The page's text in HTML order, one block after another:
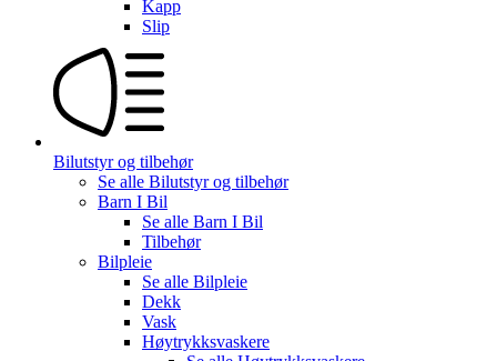
Kapp
Slip
Bilutstyr og tilbehør
Se alle Bilutstyr og tilbehør
Barn I Bil
Se alle Barn I Bil
Tilbehør
Bilpleie
Se alle Bilpleie
Dekk
Vask
Høytrykksvaskere